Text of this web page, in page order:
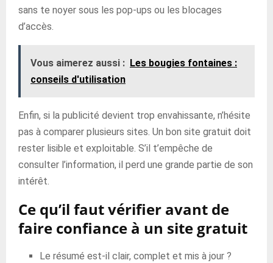
sans te noyer sous les pop-ups ou les blocages
d’accès.
Vous aimerez aussi : Les bougies fontaines :
conseils d'utilisation
Enfin, si la publicité devient trop envahissante, n’hésite
pas à comparer plusieurs sites. Un bon site gratuit doit
rester lisible et exploitable. S’il t’empêche de
consulter l’information, il perd une grande partie de son
intérêt.
Ce qu’il faut vérifier avant de
faire confiance à un site gratuit
Le résumé est-il clair, complet et mis à jour ?